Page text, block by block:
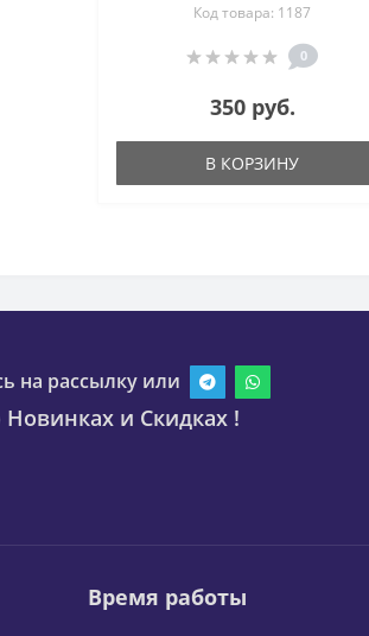
агата, тигрового глаза,
халцедона, розового кварца
(резьба по камню) - Змея -
Код товара: 1187
0
350 руб.
В КОРЗИНУ
на рассылку или
и Скидках !
Время работы